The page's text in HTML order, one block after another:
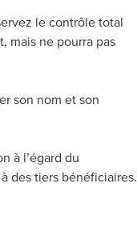
le contrôle total
mais ne pourra pas
son nom et son
à l’égard du
des tiers bénéficiaires.